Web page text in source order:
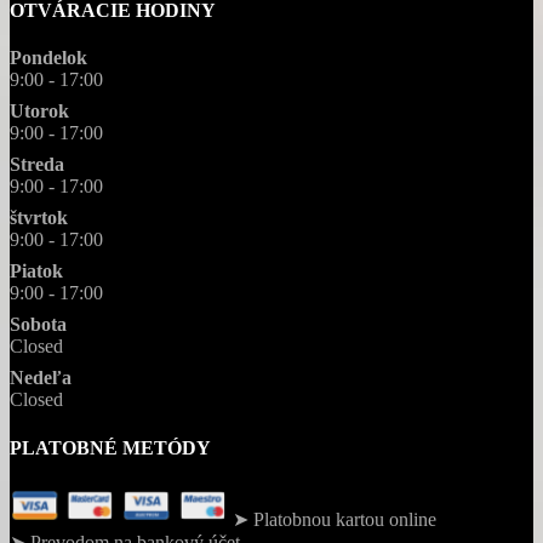
OTVÁRACIE HODINY
Pondelok
9:00 - 17:00
Utorok
9:00 - 17:00
Streda
9:00 - 17:00
štvrtok
9:00 - 17:00
Piatok
9:00 - 17:00
Sobota
Closed
Nedeľa
Closed
PLATOBNÉ METÓDY
➤ Platobnou kartou online